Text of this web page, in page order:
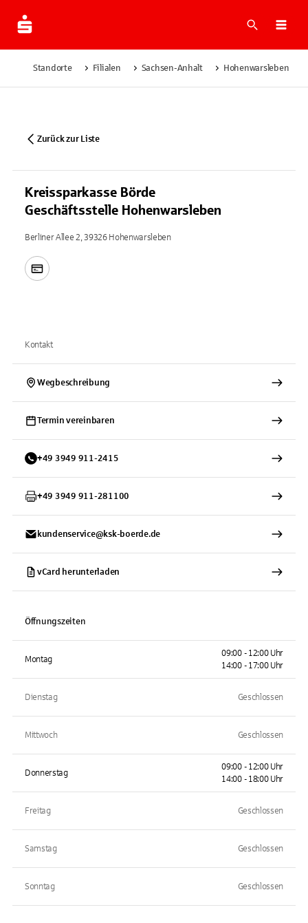
Suche
Standorte Filialen Sachsen-Anhalt Hohenwarsleben
Zurück zur Liste
Kreissparkasse Börde
Geschäftsstelle Hohenwarsleben
Berliner Allee 2, 39326 Hohenwarsleben
Kontakt
Wegbeschreibung
Termin vereinbaren
+49 3949 911-2415
+49 3949 911-281100
kundenservice@ksk-boerde.de
vCard herunterladen
Öffnungszeiten
Montag
09:00 - 12:00 Uhr
14:00 - 17:00 Uhr
Dienstag Geschlossen
Mittwoch Geschlossen
Donnerstag
09:00 - 12:00 Uhr
14:00 - 18:00 Uhr
Freitag Geschlossen
Samstag Geschlossen
Sonntag Geschlossen